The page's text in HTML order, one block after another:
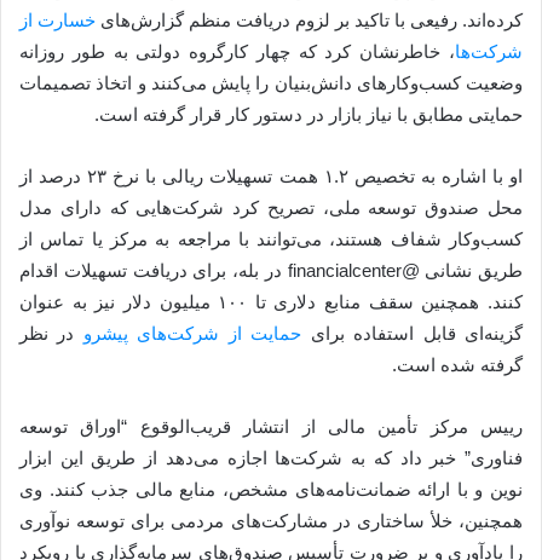
کرده‌اند. رفیعی با تاکید بر لزوم دریافت منظم گزارش‌های خسارت از
شرکت‌ها، خاطرنشان کرد که چهار کارگروه دولتی به طور روزانه
وضعیت کسب‌وکارهای دانش‌بنیان را پایش می‌کنند و اتخاذ تصمیمات
حمایتی مطابق با نیاز بازار در دستور کار قرار گرفته است.
او با اشاره به تخصیص ۱.۲ همت تسهیلات ریالی با نرخ ۲۳ درصد از
محل صندوق توسعه ملی، تصریح کرد شرکت‌هایی که دارای مدل
کسب‌وکار شفاف هستند، می‌توانند با مراجعه به مرکز یا تماس از
طریق نشانی @financialcenter در بله، برای دریافت تسهیلات اقدام
کنند. همچنین سقف منابع دلاری تا ۱۰۰ میلیون دلار نیز به عنوان
گزینه‌ای قابل استفاده برای حمایت از شرکت‌های پیشرو در نظر
گرفته شده است.
رییس مرکز تأمین مالی از انتشار قریب‌الوقوع “اوراق توسعه
فناوری” خبر داد که به شرکت‌ها اجازه می‌دهد از طریق این ابزار
نوین و با ارائه ضمانت‌نامه‌های مشخص، منابع مالی جذب کنند. وی
همچنین، خلأ ساختاری در مشارکت‌های مردمی برای توسعه نوآوری
را یادآوری و بر ضرورت تأسیس صندوق‌های سرمایه‌گذاری با رویکرد